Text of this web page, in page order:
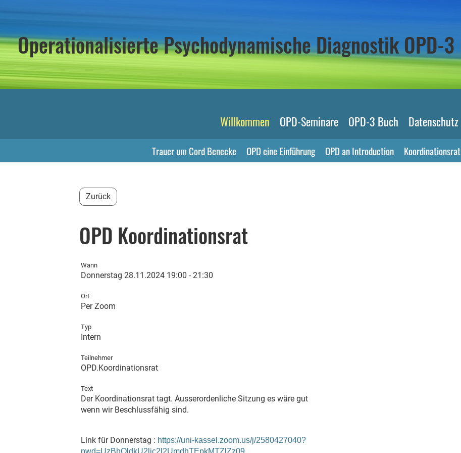
Operationalisierte Psychodynamische Diagnostik OPD-3
Willkommen OPD-Seminare OPD-3 Buch Datenschutz
Trauer um Cord Benecke OPD eine Einführung OPD an Introduction Koordinationsrat
Zurück
OPD Koordinationsrat
Wann
Donnerstag 28.11.2024 19:00 - 21:30
Ort
Per Zoom
Typ
Intern
Teilnehmer
OPD.Koordinationsrat
Text
Der Koordinationsrat tagt. Ausserordenliche Sitzung es wäre gut
wenn wir Beschlussfähig sind.
Link für Donnerstag : https://uni-kassel.zoom.us/j/2580427040?
pwd=UzBhQldkU2ljc2l2UmdhTEpkMTZlZz09